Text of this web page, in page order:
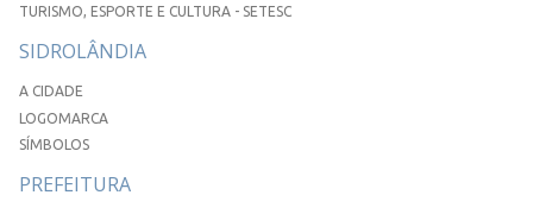
TURISMO, ESPORTE E CULTURA - SETESC
SIDROLÂNDIA
A CIDADE
LOGOMARCA
SÍMBOLOS
PREFEITURA